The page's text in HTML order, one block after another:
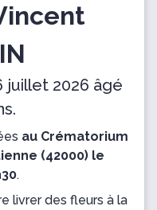
juillet 2026 âgé
au Crématorium
(42000) le
.
livrer des fleurs à la